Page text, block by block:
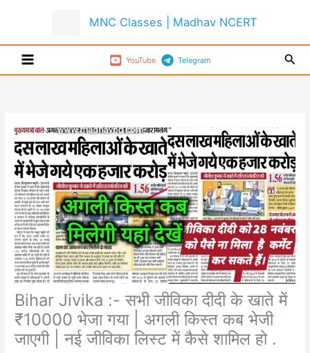
MNC Classes | Madhav NCERT
YouTube Telegram
Bihar Jivika :- सभी जीविका दीदी के खाते में
₹10000 भेजा गया | अगली किस्त कब भेजी
जाएगी | नई जीविका लिस्ट में कैसे शामिल हो .